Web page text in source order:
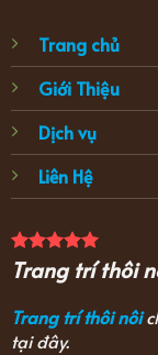
Trang chủ
Giới Thiệu
Dịch vụ
Liên Hệ
Trang trí thôi
Trang trí thôi nôi
tại đây.